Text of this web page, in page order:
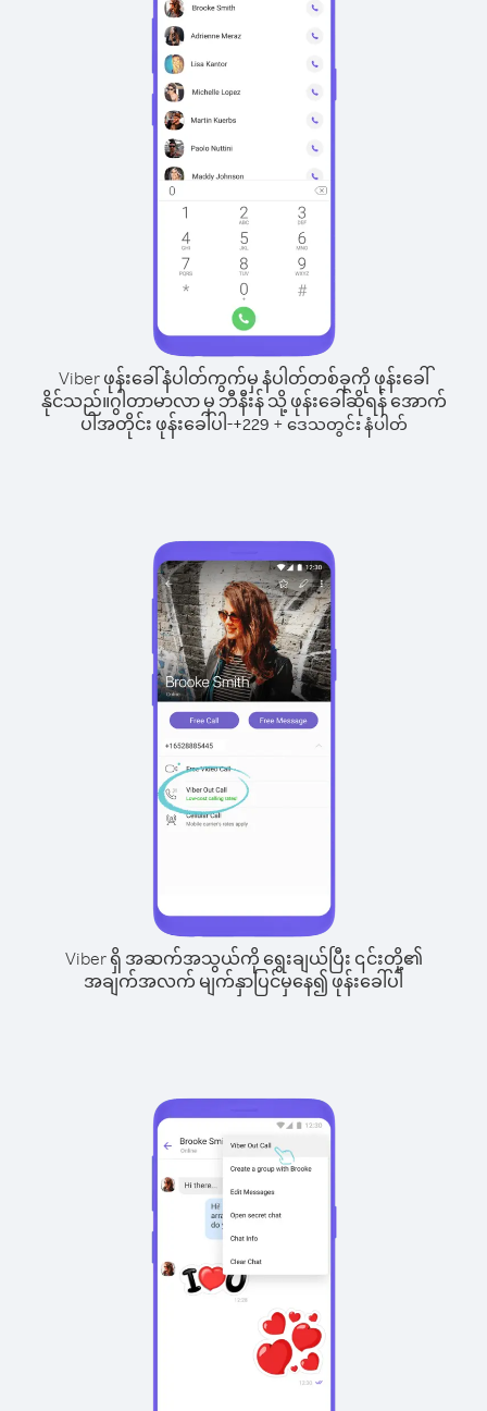
Viber ဖုန်းခေါ်နံပါတ်ကွက်မှ နံပါတ်တစ်ခုကို ဖုန်းခေါ်
နိုင်သည်။ဂွါတာမာလာ မှ ဘီနီးန် သို့ ဖုန်းခေါ်ဆိုရန် အောက်
ပါအတိုင်း ဖုန်းခေါ်ပါ-+229 +ဒေသတွင်း နံပါတ်
Viber ရှိ အဆက်အသွယ်ကို ရွေးချယ်ပြီး ၎င်းတို့၏
အချက်အလက် မျက်နှာပြင်မှနေ၍ ဖုန်းခေါ်ပါ